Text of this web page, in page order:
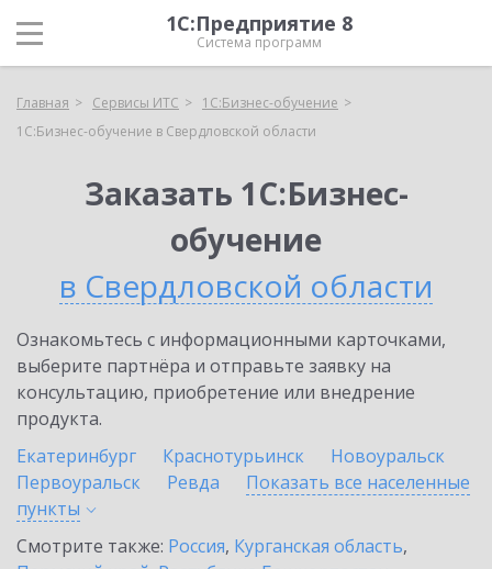
1С:Предприятие 8
Система программ
Главная Сервисы ИТС
1С:Бизнес-обучение
1С:Бизнес-обучение в Свердловской области
Заказать 1С:Бизнес-
обучение
в Свердловской области
Ознакомьтесь с информационными карточками,
выберите партнёра и отправьте заявку на
консультацию, приобретение или внедрение
продукта.
Екатеринбург
Краснотурьинск
Новоуральск
Первоуральск
Ревда
Показать все населенные
пункты
Смотрите также: Россия, Курганская область,